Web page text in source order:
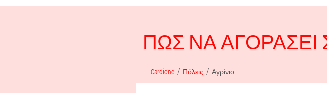
ΠΏΣ ΝΑ ΑΓΟΡΆΣΕΙ
Cardione Πόλεις Αγρίνιο